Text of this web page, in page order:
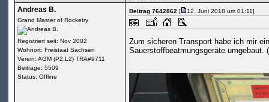
Andreas B.
Grand Master of Rocketry
Registriert seit: Nov 2002
Wohnort: Freistaat Sachsen
Verein: AGM (P2,L2) TRA#9711
Beiträge: 5509
Status: Offline
Beitrag 7642862[ 12. Juni 2018 um 01:11]
Zum sicheren Transport habe ich mir
Sauerstoffbeatmungsgeräte